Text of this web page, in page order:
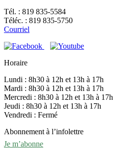
Tél. : 819 835-5584
Téléc. : 819 835-5750
Courriel
Horaire
Lundi : 8h30 à 12h et 13h à 17h
Mardi : 8h30 à 12h et 13h à 17h
Mercredi : 8h30 à 12h et 13h à 17h
Jeudi : 8h30 à 12h et 13h à 17h
Vendredi : Fermé
Abonnement à l’infolettre
Je m’abonne